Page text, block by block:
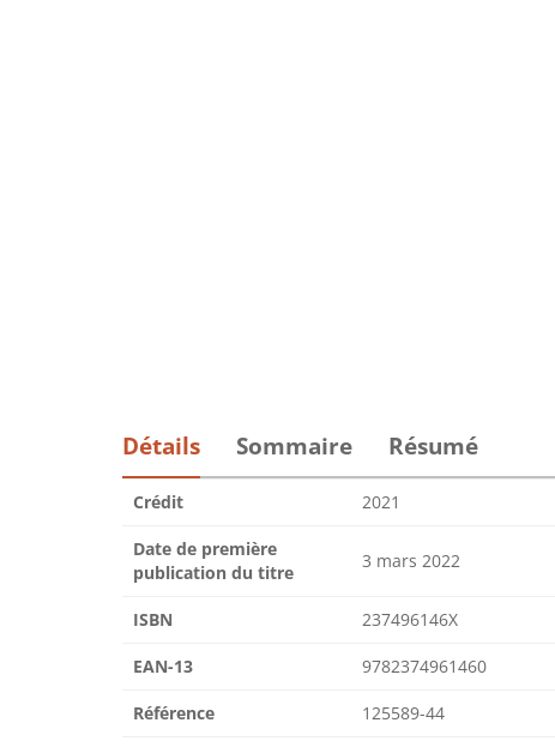
Détails Sommaire Résumé
Crédit 2021
Date de première
publication du titre
3 mars 2022
ISBN 237496146X
EAN-13 9782374961460
Référence 125589-44